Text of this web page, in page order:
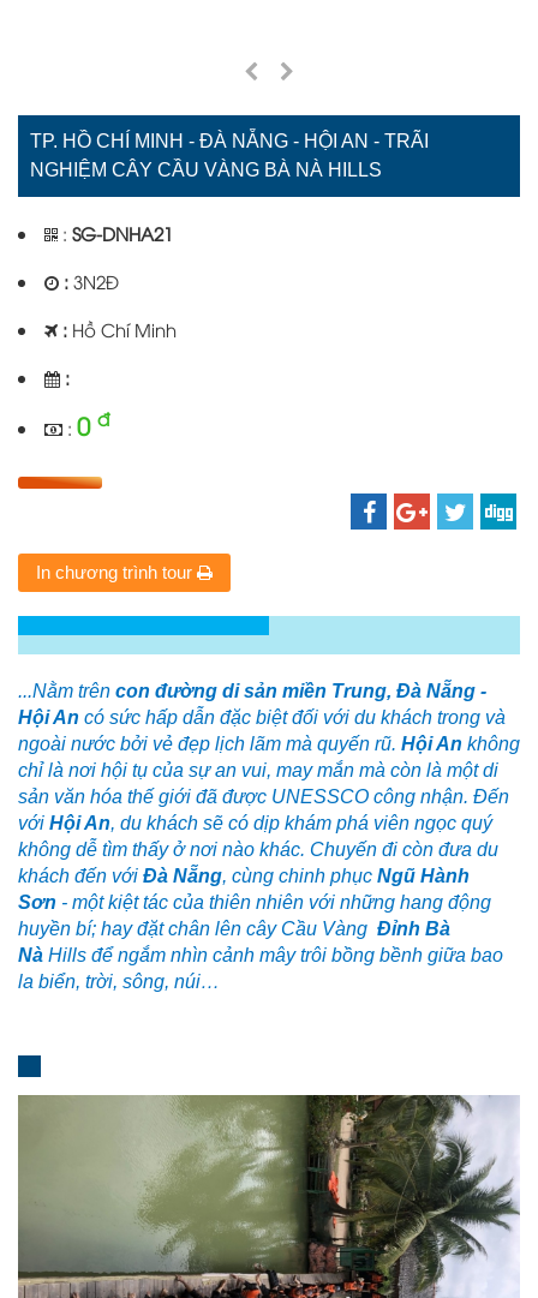
TP. HỒ CHÍ MINH - ĐÀ NẴNG - HỘI AN - TRÃI
NGHIỆM CÂY CẦU VÀNG BÀ NÀ HILLS
: SG-DNHA21
: 3N2Đ
: Hồ Chí Minh
:
: 0 đ
In chương trình tour
...Nằm trên con đường di sản miền Trung, Đà Nẵng -
Hội An có sức hấp dẫn đặc biệt đối với du khách trong và
ngoài nước bởi vẻ đẹp lịch lãm mà quyến rũ. Hội An không
chỉ là nơi hội tụ của sự an vui, may mắn mà còn là một di
sản văn hóa thế giới đã được UNESSCO công nhận. Đến
với Hội An, du khách sẽ có dịp khám phá viên ngọc quý
không dễ tìm thấy ở nơi nào khác. Chuyến đi còn đưa du
khách đến với Đà Nẵng, cùng chinh phục Ngũ Hành
Sơn - một kiệt tác của thiên nhiên với những hang động
huyền bí; hay đặt chân lên cây Cầu Vàng Đỉnh Bà
Nà Hills để ngắm nhìn cảnh mây trôi bồng bềnh giữa bao
la biển, trời, sông, núi…